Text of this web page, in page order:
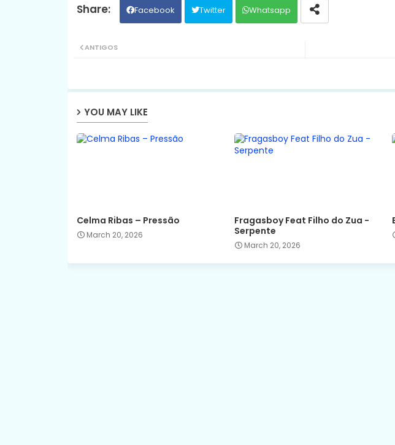
Facebook Twitter Whatsapp
ANTIGOS
YOU MAY LIKE
Celma Ribas – Pressão
March 20, 2026
Fragasboy Feat Filho do Zua -
Serpente
March 20, 2026